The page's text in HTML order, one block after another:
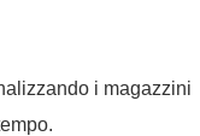
i magazzini